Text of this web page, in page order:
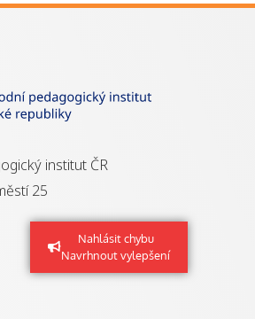
Nahlásit chybu
Navrhnout vylepšení
institut ČR
25